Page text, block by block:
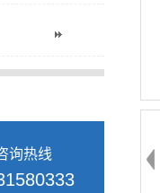
询热线